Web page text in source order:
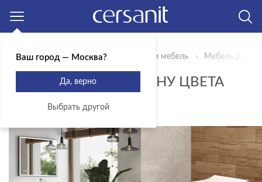
Главная Продукты Сантехника и мебель Мебель для
ТУМБЫ ПОД РАКОВИНУ ЦВЕТА
Ваш город — Москва?
Да, верно
Выбрать другой